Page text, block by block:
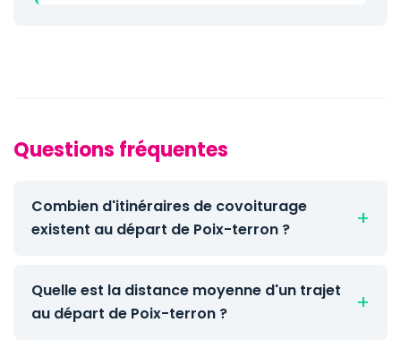
Questions fréquentes
Combien d'itinéraires de covoiturage
existent au départ de Poix-terron ?
Quelle est la distance moyenne d'un trajet
au départ de Poix-terron ?